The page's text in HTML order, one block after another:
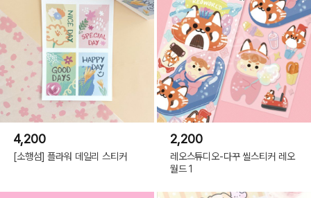
4,200
[소행섬] 플라워 데일리 스티커
2,200
레오스튜디오-다꾸 씰스티커 레오
월드 1